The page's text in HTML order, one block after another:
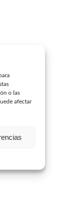
o las
afectar